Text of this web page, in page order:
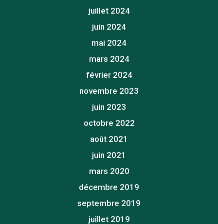
juillet 2024
juin 2024
mai 2024
mars 2024
février 2024
novembre 2023
juin 2023
octobre 2022
août 2021
juin 2021
mars 2020
décembre 2019
septembre 2019
juillet 2019